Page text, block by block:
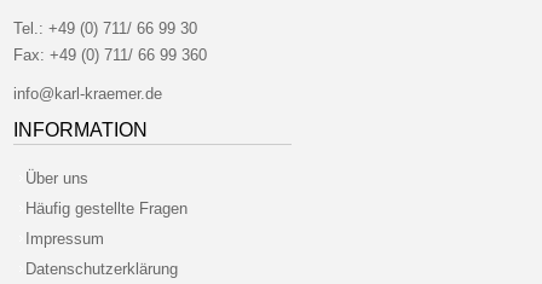
Tel.:+49 (0) 711/ 66 99 30
Fax: +49 (0) 711/ 66 99 360
info@karl-kraemer.de
INFORMATION
Über uns
Häufig gestellte Fragen
Impressum
Datenschutzerklärung